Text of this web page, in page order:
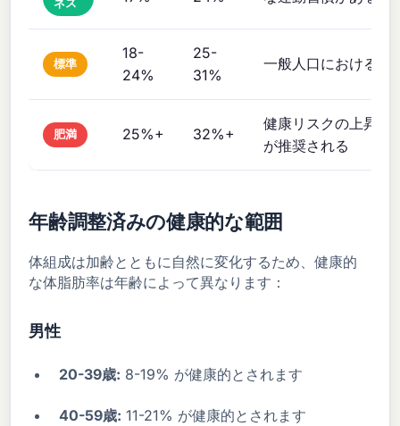
ネス
標準
18-
24%
25-
31%
一般人口における許
肥満 25%+ 32%+
健康リスクの上昇、
が推奨される
年齢調整済みの健康的な範囲
体組成は加齢とともに自然に変化するため、健康的
な体脂肪率は年齢によって異なります：
男性
20-39歳: 8-19% が健康的とされます
40-59歳: 11-21% が健康的とされます